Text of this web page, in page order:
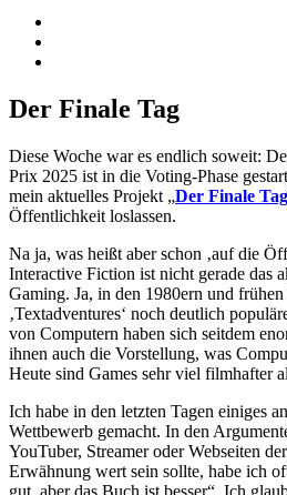
Der Finale Tag
Diese Woche war es endlich soweit:
Prix 2025 ist in die Voting-Phase
mein aktuelles Projekt „Der Finale Tag
Öffentlichkeit loslassen.
Na ja, was heißt aber schon ‚auf die
Interactive Fiction ist nicht gerade das
Gaming. Ja, in den 1980ern und
‚Textadventures‘ noch deutlich
von Computern haben sich seitdem
ihnen auch die Vorstellung, was
Heute sind Games sehr viel filmhafter
Ich habe in den letzten Tagen einiges
Wettbewerb gemacht. In den
YouTuber, Streamer oder Webseiten
Erwähnung wert sein sollte, habe ich
gut, aber das Buch ist besser“. Ich